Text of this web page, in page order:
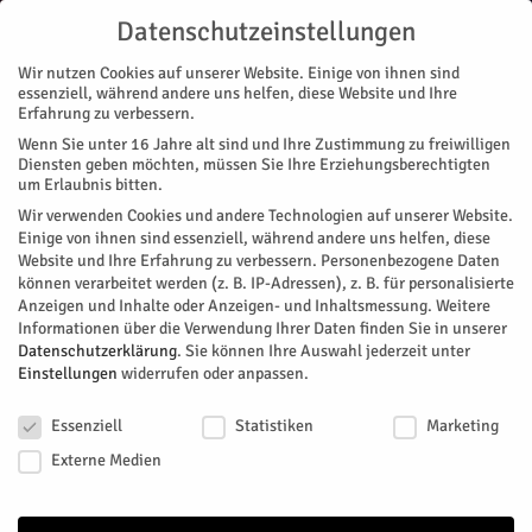
Start
« Alle Veranstaltungen
Diese Veranstaltung hat bereits stattgefunden.
Führung durch die
Propsteikirche
Facebook
Datenschutzeinstellungen
Wir nutzen Cookies auf unserer Website. Einige von ihnen sind
essenziell, während andere uns helfen, diese Website und Ihre
Erfahrung zu verbessern.
Wenn Sie unter 16 Jahre alt sind und Ihre Zustimmung zu freiwilligen
Diensten geben möchten, müssen Sie Ihre Erziehungsberechtigten
um Erlaubnis bitten.
Wir verwenden Cookies und andere Technologien auf unserer Website.
Einige von ihnen sind essenziell, während andere uns helfen, diese
Website und Ihre Erfahrung zu verbessern. Personenbezogene Daten
können verarbeitet werden (z. B. IP-Adressen), z. B. für personalisierte
Anzeigen und Inhalte oder Anzeigen- und Inhaltsmessung. Weitere
Informationen über die Verwendung Ihrer Daten finden Sie in unserer
Datenschutzerklärung. Sie können Ihre Auswahl jederzeit unter
Einstellungen widerrufen oder anpassen.
Essenziell
Statistiken
Marketing
Externe Medien